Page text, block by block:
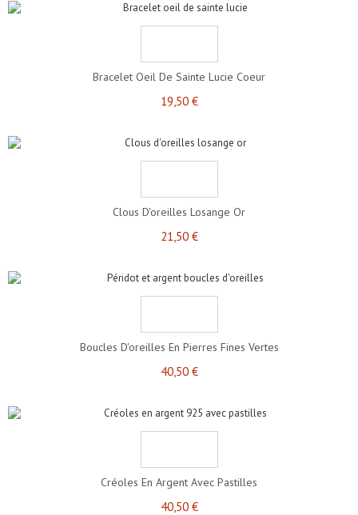
Bracelet Oeil De Sainte Lucie Coeur
19,50 €
Clous D'oreilles Losange Or
21,50 €
Boucles D'oreilles En Pierres Fines Vertes
40,50 €
Créoles En Argent Avec Pastilles
40,50 €